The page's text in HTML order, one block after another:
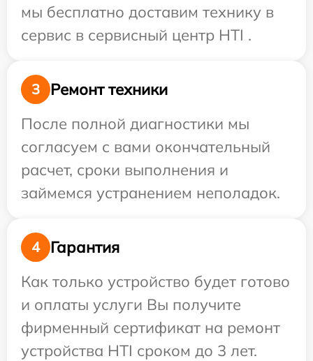
мы бесплатно доставим технику в
сервис в сервисный центр HTI .
3
Ремонт техники
После полной диагностики мы
согласуем с вами окончательный
расчет, сроки выполнения и
займемся устранением неполадок.
4
Гарантия
Как только устройство будет готово
и оплаты услуги Вы получите
фирменный сертификат на ремонт
устройства HTI сроком до 3 лет.